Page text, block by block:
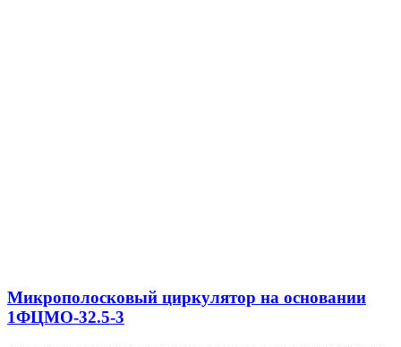
Микрополосковый циркулятор на основании
1ФЦМО-32.5-3